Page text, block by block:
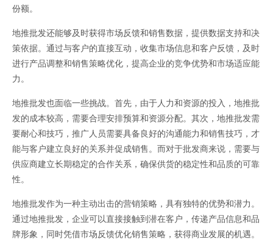
份额。
地推批发还能够及时获得市场反馈和销售数据，提供数据支持和决
策依据。通过与客户的直接互动，收集市场信息和客户反馈，及时
进行产品调整和销售策略优化，提高企业的竞争优势和市场适应能
力。
地推批发也面临一些挑战。首先，由于人力和资源的投入，地推批
发的成本较高，需要合理安排预算和资源分配。其次，地推批发需
要耐心和技巧，推广人员需要具备良好的沟通能力和销售技巧，才
能与客户建立良好的关系并促成销售。而对于批发商来说，需要与
供应商建立长期稳定的合作关系，确保供货的稳定性和品质的可靠
性。
地推批发作为一种主动出击的营销策略，具有独特的优势和潜力。
通过地推批发，企业可以直接接触到潜在客户，传递产品信息和品
牌形象，同时凭借市场反馈优化销售策略，获得商业发展的机遇。